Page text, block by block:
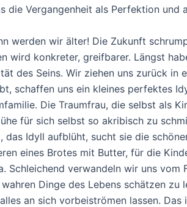
die Vergangenheit als Perfektion und
werden wir älter! Die Zukunft
wird konkreter, greifbarer. Längst
des Seins. Wir ziehen uns zurück in
schaffen uns ein kleines perfektes
Die Traumfrau, die selbst als
für sich selbst so akribisch zu
das Idyll aufblüht, sucht sie die
eines Brotes mit Butter, für die
Schleichend verwandeln wir uns
Dinge des Lebens schätzen zu
an sich vorbeiströmen lassen.